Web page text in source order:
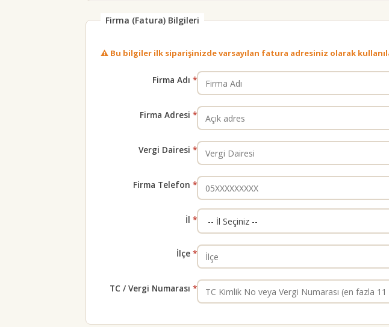
Firma (Fatura) Bilgileri
⚠️ Bu bilgiler ilk siparişinizde varsayılan fatura adresiniz olarak
Firma Adı
Firma Adresi
Vergi Dairesi
Firma Telefon
İl
İlçe
TC / Vergi Numarası